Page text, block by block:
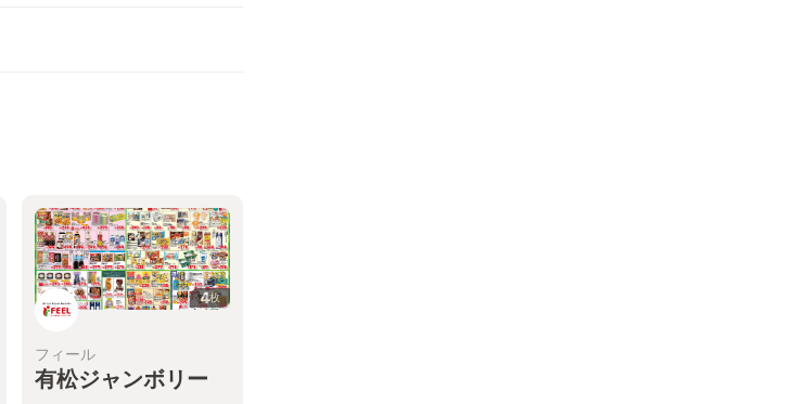
4枚
フィール
有松ジャンボリー